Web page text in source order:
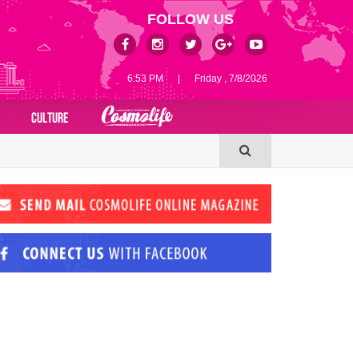
6:53 PM Friday , 7/8/2026
FOLLOW US
CULTURE